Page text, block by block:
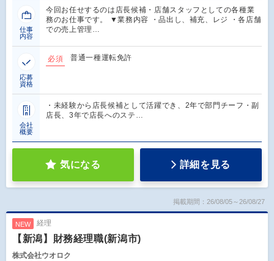
仕事
内容
今回お任せするのは店長候補・店舗スタッフとしての各種業
務のお仕事です。 ▼業務内容 ・品出し、補充、レジ ・各店舗
での売上管理…
応募
資格
必須 普通一種運転免許
会社
概要
・未経験から店長候補として活躍でき、2年で部門チーフ・副
店長、3年で店長へのステ…
気になる 詳細を見る
掲載期間：26/08/05～26/08/27
NEW 経理
【新潟】財務経理職(新潟市)
株式会社ウオロク